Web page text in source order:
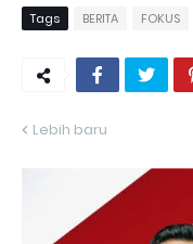
Tags BERITA FOKUS
Lebih baru